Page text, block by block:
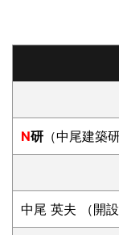
N研 （中尾建築
中尾 英夫 （開